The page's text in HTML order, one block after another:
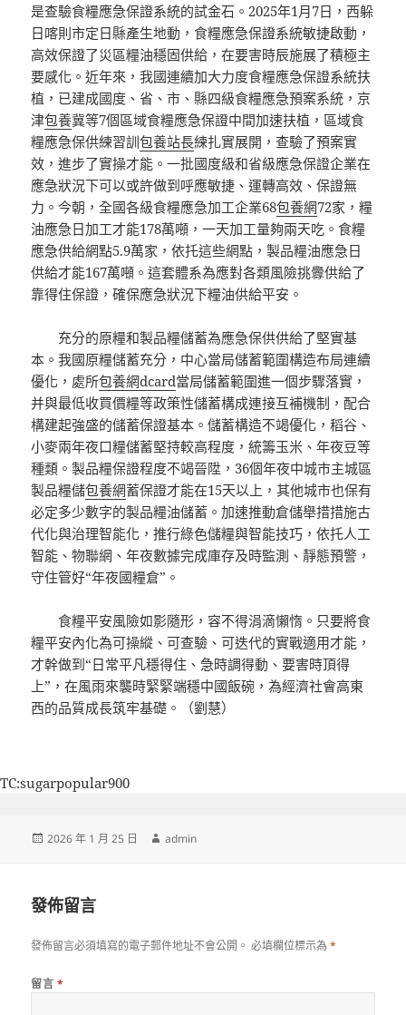
是查驗食糧應急保證系統的試金石。2025年1月7日，西躲
日喀則市定日縣產生地動，食糧應急保證系統敏捷啟動，
高效保證了災區糧油穩固供給，在要害時辰施展了積極主
要感化。近年來，我國連續加大力度食糧應急保證系統扶
植，已建成國度、省、市、縣四級食糧應急預案系統，京
津包養冀等7個區域食糧應急保證中間加速扶植，區域食
糧應急保供練習訓包養站長練扎實展開，查驗了預案實
效，進步了實操才能。一批國度級和省級應急保證企業在
應急狀況下可以或許做到呼應敏捷、運轉高效、保證無
力。今朝，全國各級食糧應急加工企業68包養網72家，糧
油應急日加工才能178萬噸，一天加工量夠兩天吃。食糧
應急供給網點5.9萬家，依托這些網點，製品糧油應急日
供給才能167萬噸。這套體系為應對各類風險挑釁供給了
靠得住保證，確保應急狀況下糧油供給平安。
充分的原糧和製品糧儲蓄為應急保供供給了堅實基
本。我國原糧儲蓄充分，中心當局儲蓄範圍構造布局連續
優化，處所包養網dcard當局儲蓄範圍進一個步驟落實，
并與最低收買價糧等政策性儲蓄構成連接互補機制，配合
構建起強盛的儲蓄保證基本。儲蓄構造不竭優化，稻谷、
小麥兩年夜口糧儲蓄堅持較高程度，統籌玉米、年夜豆等
種類。製品糧保證程度不竭晉陞，36個年夜中城市主城區
製品糧儲包養網蓄保證才能在15天以上，其他城市也保有
必定多少數字的製品糧油儲蓄。加速推動倉儲舉措措施古
代化與治理智能化，推行綠色儲糧與智能技巧，依托人工
智能、物聯網、年夜數據完成庫存及時監測、靜態預警，
守住管好“年夜國糧倉”。
食糧平安風險如影隨形，容不得涓滴懶惰。只要將食
糧平安內化為可操縱、可查驗、可迭代的實戰適用才能，
才幹做到“日常平凡穩得住、急時調得動、要害時頂得
上”，在風雨來襲時緊緊端穩中國飯碗，為經濟社會高東
西的品質成長筑牢基礎。（劉慧）
TC:sugarpopular900
發
2026 年 1 月 25 日
作
admin
發佈留言
發佈留言必須填寫的電子郵件地址不會公開。 必填欄位標示為*
留言 *